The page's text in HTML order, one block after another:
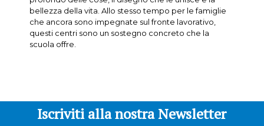
bellezza della vita. Allo stesso tempo per le famiglie
che ancora sono impegnate sul fronte lavorativo,
questi centri sono un sostegno concreto che la
scuola offre.
Iscriviti alla nostra Newsletter